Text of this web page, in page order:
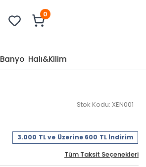
0
Banyo Halı&Kilim
Stok Kodu: XEN001
3.000 TL ve Üzerine 600 TL İndirim
Tüm Taksit Seçenekleri